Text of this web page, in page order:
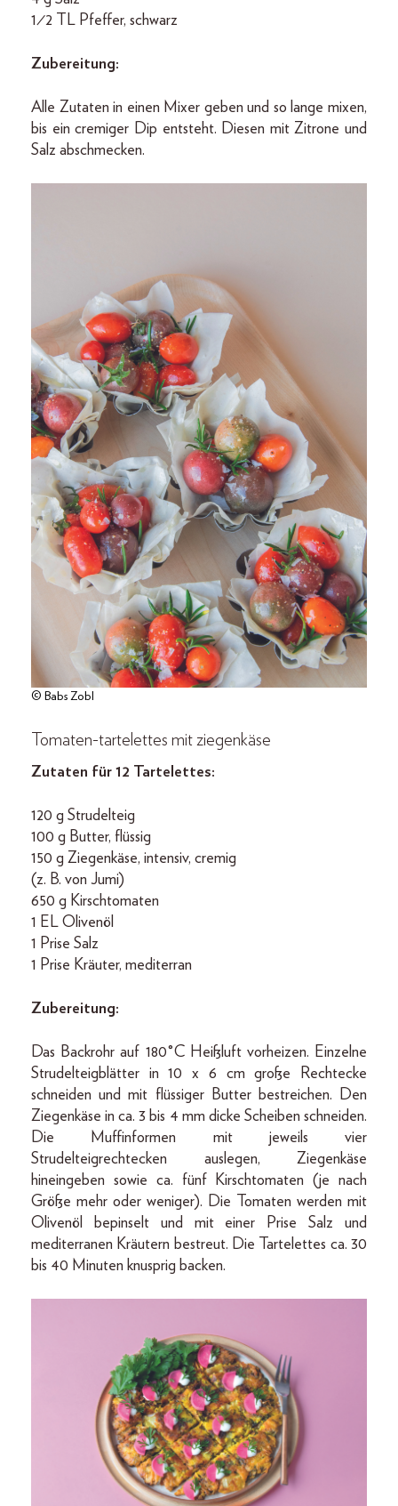
1⁄2 TL Pfeffer, schwarz
Zubereitung:
Alle Zutaten in einen Mixer geben und so lange mixen,
bis ein cremiger Dip entsteht. Diesen mit Zitrone und
Salz abschmecken.
© Babs Zobl
Tomaten-tartelettes mit ziegenkäse
Zutaten für 12 Tartelettes:
120 g Strudelteig
100 g Butter, flüssig
150 g Ziegenkäse, intensiv, cremig
(z. B. von Jumi)
650 g Kirschtomaten
1 EL Olivenöl
1 Prise Salz
1 Prise Kräuter, mediterran
Zubereitung:
Das Backrohr auf 180°C Heißluft vorheizen. Einzelne
Strudelteigblätter in 10 x 6 cm große Rechtecke
schneiden und mit flüssiger Butter bestreichen. Den
Ziegenkäse in ca. 3 bis 4 mm dicke Scheiben schneiden.
Die Muffinformen mit jeweils vier
Strudelteigrechtecken auslegen, Ziegenkäse
hineingeben sowie ca. fünf Kirschtomaten (je nach
Größe mehr oder weniger). Die Tomaten werden mit
Olivenöl bepinselt und mit einer Prise Salz und
mediterranen Kräutern bestreut. Die Tartelettes ca. 30
bis 40 Minuten knusprig backen.